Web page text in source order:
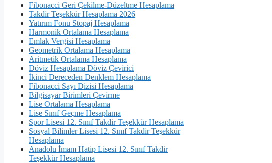
Fibonacci Geri Çekilme-Düzeltme Hesaplama
Takdir Teşekkür Hesaplama 2026
Yatırım Fonu Stopaj Hesaplama
Harmonik Ortalama Hesaplama
Emlak Vergisi Hesaplama
Geometrik Ortalama Hesaplama
Aritmetik Ortalama Hesaplama
Döviz Hesaplama Döviz Çevirici
İkinci Dereceden Denklem Hesaplama
Fibonacci Sayı Dizisi Hesaplama
Bilgisayar Birimleri Çevirme
Lise Ortalama Hesaplama
Lise Sınıf Geçme Hesaplama
Spor Lisesi 12. Sınıf Takdir Teşekkür Hesaplama
Sosyal Bilimler Lisesi 12. Sınıf Takdir Teşekkür
Hesaplama
Anadolu İmam Hatip Lisesi 12. Sınıf Takdir
Teşekkür Hesaplama